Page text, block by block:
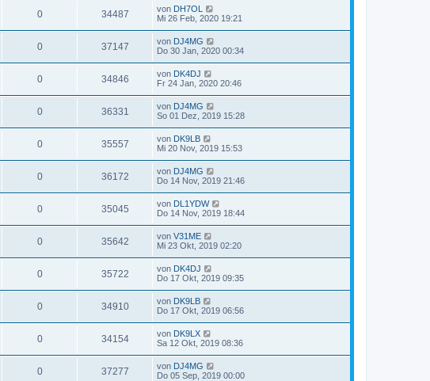
0 34487 von DH7OL
Mi 26 Feb, 2020 19:21
0 37147 von DJ4MG
Do 30 Jan, 2020 00:34
0 34846 von DK4DJ
Fr 24 Jan, 2020 20:46
0 36331 von DJ4MG
So 01 Dez, 2019 15:28
0 35557 von DK9LB
Mi 20 Nov, 2019 15:53
0 36172 von DJ4MG
Do 14 Nov, 2019 21:46
0 35045 von DL1YDW
Do 14 Nov, 2019 18:44
0 35642 von V31ME
Mi 23 Okt, 2019 02:20
0 35722 von DK4DJ
Do 17 Okt, 2019 09:35
0 34910 von DK9LB
Do 17 Okt, 2019 06:56
0 34154 von DK9LX
Sa 12 Okt, 2019 08:36
0 37277 von DJ4MG
Do 05 Sep, 2019 00:00